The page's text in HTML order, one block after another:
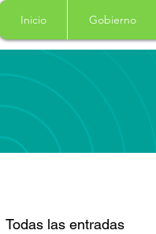
Inicio Gobierno
Todas las entradas